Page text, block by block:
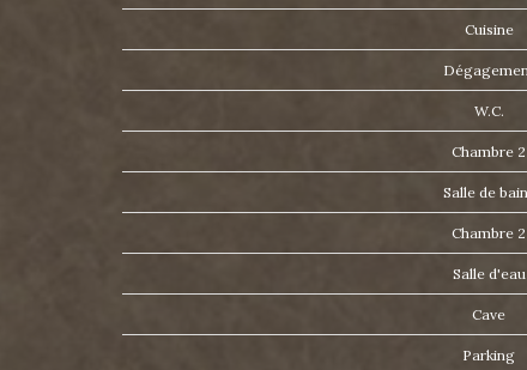
Cuisine
W.C.
Chambre 2
Salle de
Chambre 2
Salle d'eau
Cave
Parking